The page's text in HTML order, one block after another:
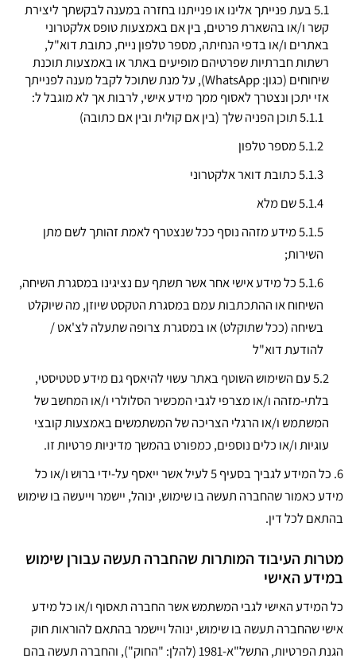
5.1 בעת פנייתך אלינו או פנייתנו בחזרה במענה לבקשתך ליצירת
קשר ו/או בהשארת פרטים, בין אם באמצעות טופס אלקטרוני
באתרים ו/או בדפי הנחיתה, מספר טלפון נייח, כתובת דוא"ל,
רשתות חברתיות שפרטיהם מופיעים באתר או באמצעות תוכנת
שיחוחים (כגון: WhatsApp), על מנת שתוכל לקבל מענה לפנייתך
אזי יתכן ונצטרך לאסוף ממך מידע אישי, לרבות אך לא מוגבל ל:
5.1.1 תוכן הפניה שלך (בין אם קולית ובין אם כתובה)
5.1.2 מספר טלפון
5.1.3כתובת דואר אלקטרוני
5.1.4שם מלא
5.1.5מידע מזהה נוסף ככל שנצטרף לאמת זהותך לשם מתן
השירות;
5.1.6כל מידע אישי אחר אשר תשתף עם נציגינו במסגרת השיחה,
השיחוח או ההתכתבות עמם במסגרת הטקסט שיוזן, מה שיוקלט
בשיחה (ככל שתוקלט) או במסגרת צרופה שתעלה לצ'אט /
להודעת דוא"ל
5.2 עם השימוש השוטף באתר עשוי להיאסף גם מידע סטטיסטי,
בלתי-מזהה ו/או מצרפי לגבי המכשיר הסלולרי ו/או המחשב של
המשתמש ו/או הרגלי הצריכה של המשתמשים באמצעות קובצי
עוגיות ו/או כלים נוספים, כמפורט בהמשך מדיניות פרטיות זו.
6. כל המידע לגביך בסעיף 5 לעיל אשר ייאסף על-ידי ברוש ו/או כל
מידע כאמור שהחברה תעשה בו שימוש, ינוהל, יישמר וייעשה בו שימוש
בהתאם לכל דין.
מטרות העיבוד המותרות שהחברה תעשה עבורן שימוש
במידע האישי
כל המידע האישי לגבי המשתמש אשר החברה תאסוף ו/או כל מידע
אישי שהחברה תעשה בו שימוש, ינוהל ויישמר בהתאם להוראות חוק
הגנת הפרטיות, התשל"א-1981 (להלן: "החוק"), והחברה תעשה בהם